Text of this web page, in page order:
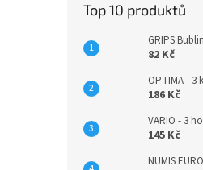
Top 10 produktů
GRIPS
82 Kč
OPTIMA - 3
186 Kč
VARIO - 3
145 Kč
NUMIS EURO